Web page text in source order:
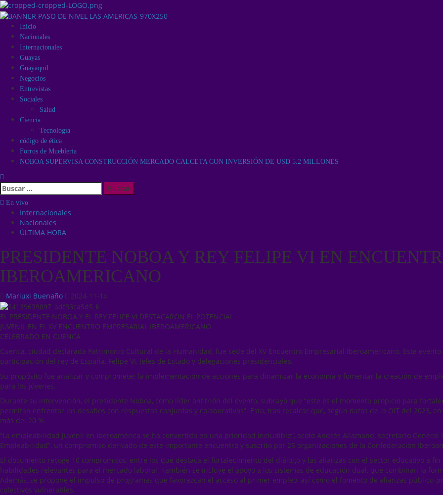
Inicio
Nacionales
Internacionales
Guayas
Guayaquil
Negocios
Entrevistas
Sociales
Salud
Ciencia
Tecnología
código de ética
Forros de Muebleria
NOBOA SUPERVISA CONSTRUCCIÓN MERCADO CALCETA CON INVERSIÓN DE USD 5.2 MILLONES
En vivo
Internacionales
Nacionales
ÚLTIMA HORA
PRESIDENTE NOBOA Y REY FELIPE VI EN
IBEROAMERICANO
Mariuxi Buenaño 2024-11-14
EL PRESIDENTE NOBOA Y EL REY FELIPE VI DESTACARON EL POTENCIAL
JUVENIL EN EL XV ENCUENTRO EMPRESARIAL IBEROAMERICANO
CELEBRADO EN CUENCA
Cuenca, ciudad declarada Patrimonio Cultural de la Humanidad, fue sede del XV Encuentro Empresarial Iberoamericano. Este
participación del rey de España, Felipe VI, Jefes de Estado y delegaciones presidenciales.
Su propósito fue analizar y comprometer la implementación de acciones para dinamizar la economía y fomentar la creación de
para los jóvenes.
Durante su intervención, el presidente Noboa, como líder anfitrión del evento, subrayó que “este es el momento propicio para
permitan enfrentar los desafíos con respuestas conjuntas y colaborativas”. Esto, tras recalcar que, según datos de la OIT del 2023,
más del 20 %.
“La empleabilidad juvenil en Iberoamérica se ha convertido en una prioridad ineludible”, acotó Andrés Allamand, secretario
Empleabilidad”, un compromiso derivado de este importante encuentro y suscrito por 25 organizaciones de la Confederación
El documento recoge 10 compromisos, entre los que destaca el fortalecimiento del diálogo y las alianzas con el sector educativo a
habilidades relevantes para el mercado laboral. También se incluye el apoyo a los sistemas de educación dual, que combinan la
Además, se propone el impulso de programas que favorezcan el acceso al primer empleo, así como el fomento de alianzas
colectivos vulnerables.